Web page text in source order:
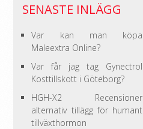
SENASTE INLÄGG
Var kan man köpa
Maleextra Online?
Var får jag tag Gynectrol
Kosttillskott i Göteborg?
HGH-X2 Recensioner
alternativ tillägg för humant
tillväxthormon